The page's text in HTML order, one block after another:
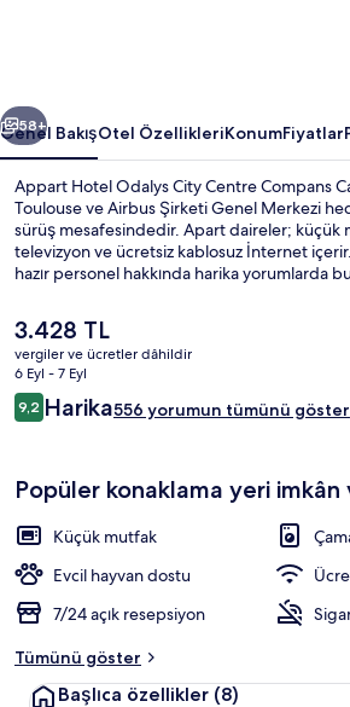
fotoğraf
galerisi
Sonraki
58+
Genel BakışOtel ÖzellikleriKonumFiyatlar
Appart Hotel Odalys City Centre Compans
Toulouse ve Airbus Şirketi Genel Merkezi
sürüş mesafesindedir. Apart daireler; küçük
televizyon ve ücretsiz kablosuz İnternet
hazır personel hakkında harika yorumlarda
ve Canal du Midi İstasyonu 13 dakikalık
Şu
anki
fiyat
3.428 TL
3.428 TL
vergiler ve ücretler dâhildir
6 Eyl - 7 Eyl
Yorumlar
9,29,2/10
Harika556 yorumun tümünü göster
Popüler konaklama yeri
Küçük mutfak
Evcil hayvan dostu
7/24 açık resepsiyon
Tümünü göster
Başlıca özellikler (8)